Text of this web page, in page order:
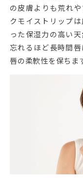
の皮膚よりも荒れ
クモイストリップ
った保湿力の高い
忘れるほど長時間
唇の柔軟性を保ちま